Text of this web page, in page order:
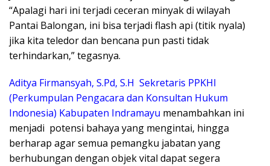
“Apalagi hari ini terjadi ceceran minyak di wilayah
Pantai Balongan, ini bisa terjadi flash api (titik nyala)
jika kita teledor dan bencana pun pasti tidak
terhindarkan,” tegasnya.
Aditya Firmansyah, S.Pd, S.H Sekretaris PPKHI
(Perkumpulan Pengacara dan Konsultan Hukum
Indonesia) Kabupaten Indramayu menambahkan ini
menjadi potensi bahaya yang mengintai, hingga
berharap agar semua pemangku jabatan yang
berhubungan dengan objek vital dapat segera